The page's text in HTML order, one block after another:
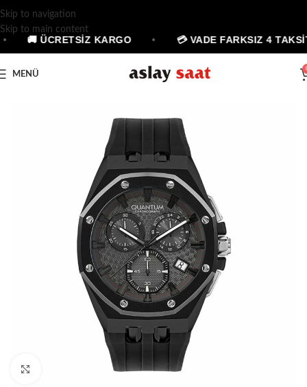
Skip to navigation
Skip to main content
🚚 ÜCRETSİZ KARGO 💳 VADE FARKSIZ 4 TAKSİT
MENÜ
Büyütmek için tıklayın